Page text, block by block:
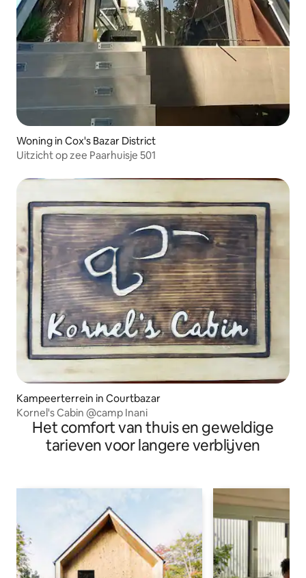
Woning in Cox's Bazar District
Uitzicht op zee Paarhuisje 501
Kampeerterrein in Courtbazar
Kornel's Cabin @camp Inani
Het comfort van thuis en geweldige
tarieven voor langere verblijven